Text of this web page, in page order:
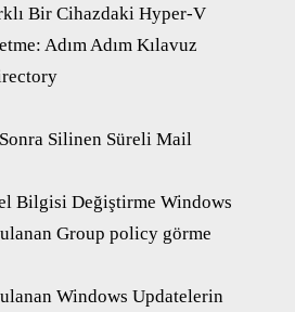
Bir Cihazdaki Hyper-V
Adım Adım Kılavuz
Silinen Süreli Mail
Bilgisi Değiştirme Windows
Group policy görme
Windows Updatelerin